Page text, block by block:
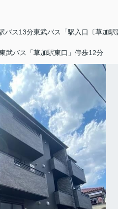
バス13分東武バス「駅入口〔草加
武バス「草加駅東口」停歩12分